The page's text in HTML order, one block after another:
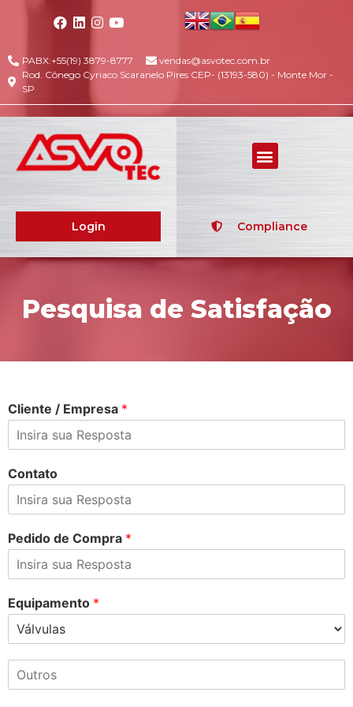
PABX:+55(19) 3879-8777
vendas@asvotec.com.br
Rod. Cônego Cyriaco Scaranelo Pires CEP- (13193-580) - Monte Mor -
SP
Login Compliance
Pesquisa de Satisfação
Cliente / Empresa *
Contato
Pedido de Compra *
Equipamento *